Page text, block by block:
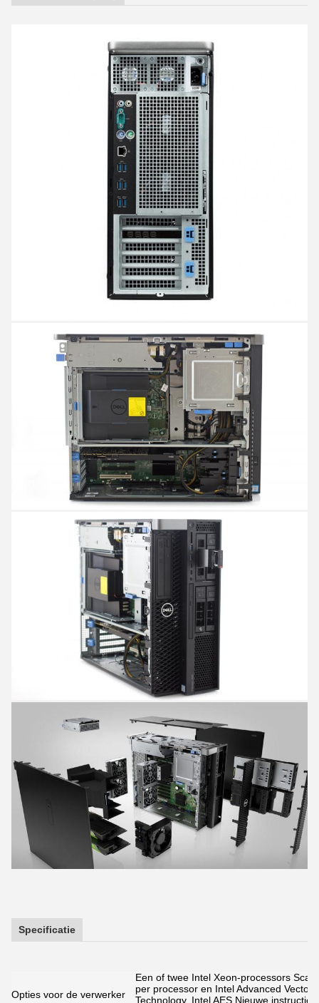
Specificatie
Opties voor de verwerker
Een of twee Intel Xeon-processors
per processor en Intel Advanced Vector
Technology, Intel AES Nieuwe